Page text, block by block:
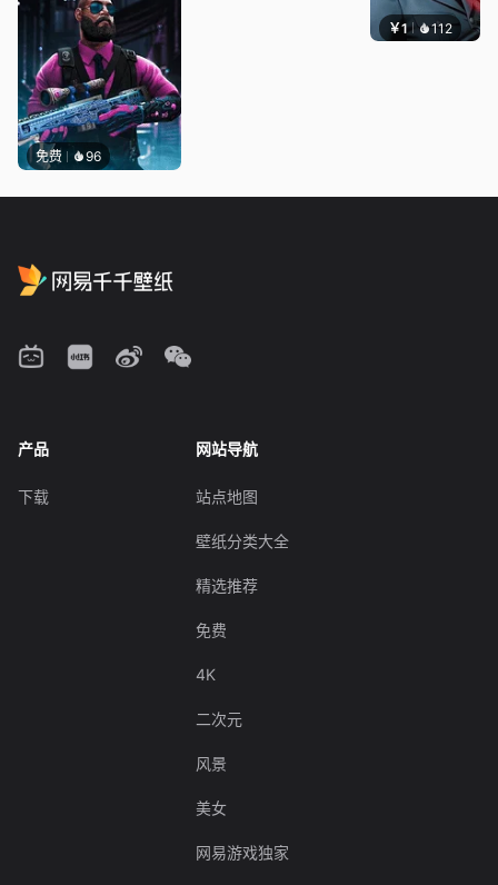
免费 96
￥1 112 宅婳氏
产品
下载
网站导航
站点地图
壁纸分类大全
精选推荐
免费
4K
二次元
风景
美女
网易游戏独家